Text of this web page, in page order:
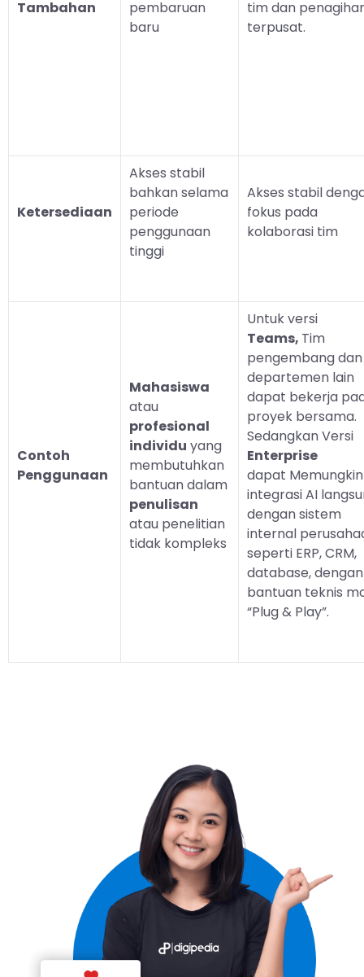
Tambahan
pembaruan
baru
tim dan
terpusat.
Ketersediaan
Akses stabil
bahkan selama
periode
penggunaan
tinggi
Akses stabil
fokus pada
kolaborasi tim
Contoh
Penggunaan
Mahasiswa
atau
profesional
individu yang
membutuhkan
bantuan dalam
penulisan
atau penelitian
tidak kompleks
Untuk versi
Teams, Tim
pengembang
departemen lain
dapat bekerja
proyek bersama.
Sedangkan Versi
Enterprise
dapat
integrasi AI
dengan sistem
internal
seperti ERP, CRM,
database, dengan
bantuan teknis
“Plug & Play”.